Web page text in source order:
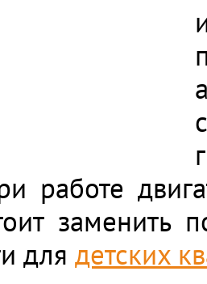
работе
заменить
для детских